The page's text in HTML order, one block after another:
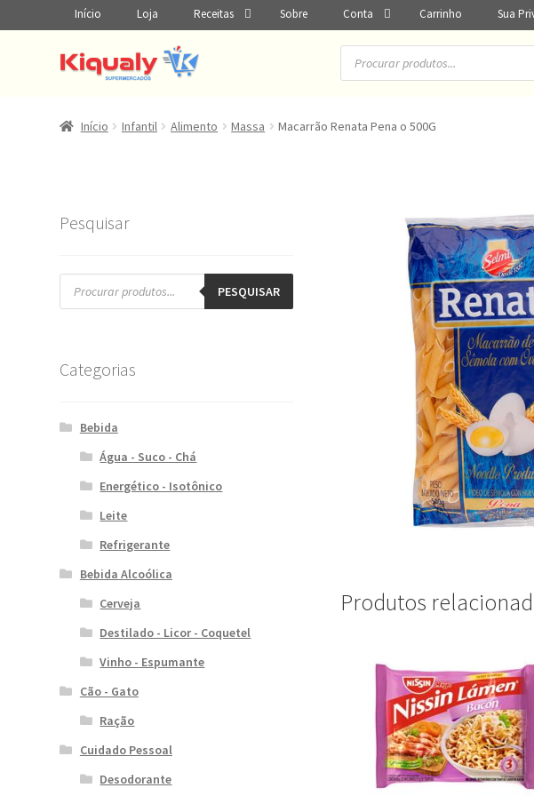
Início Loja Receitas Sobre Conta Carrinho Sua
Pesquisar
produtos
Início Infantil Alimento Massa Macarrão Renata Pena o 500G
Produtos
Pesquisar
Pesquisar
produtos PESQUISAR
Categorias
Bebida
Água - Suco - Chá
Energético - Isotônico
Leite
Refrigerante
Bebida Alcoólica
Cerveja
Destilado - Licor - Coquetel
Vinho - Espumante
Cão - Gato
Ração
Cuidado Pessoal
Desodorante